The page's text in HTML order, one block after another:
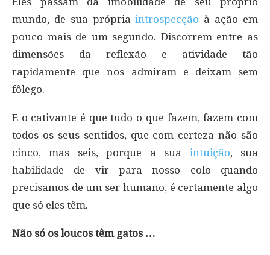
mundo, de sua própriaintrospecção à ação em
pouco mais de um segundo. Discorrem entre as
dimensões da reflexão e atividade tão
rapidamente que nos admiram e deixam sem
fôlego.
E o cativante é que tudo o que fazem, fazem com
todos os seus sentidos, que com certeza não são
cinco, mas seis, porque a sua intuição, sua
habilidade de vir para nosso colo quando
precisamos de um ser humano, é certamente algo
que só eles têm.
Não só os loucos têm gatos …